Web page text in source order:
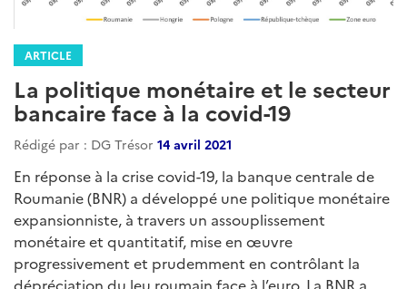
ARTICLE
La politique monétaire et le secteur
bancaire face à la covid-19
Rédigé par : DG Trésor 14 avril 2021
En réponse à la crise covid-19, la banque centrale de
Roumanie (BNR) a développé une politique monétaire
expansionniste, à travers un assouplissement
monétaire et quantitatif, mise en œuvre
progressivement et prudemment en contrôlant la
dépréciation du leu roumain face à l’euro. La BNR a